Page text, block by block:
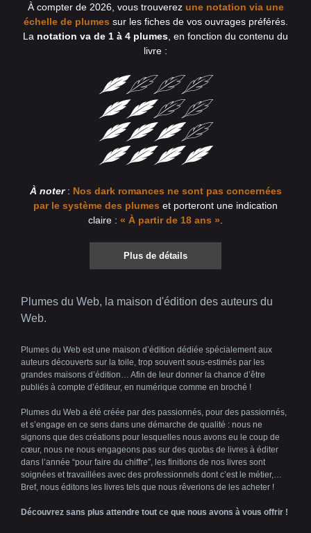
À compter de 2026, vous trouverez une notation via une
échelle de plumes sur les fiches de vos ouvrages préférés.
La notation va de 1 à 4 plumes , en fonction du contenu du
livre :
À noter: Nos dark romances ne sont pas concernées
par le système des plumes et porteront une indication
claire : « À partir de 18 ans ».
Plus de détails
Plumes du Web, la maison d'édition des auteurs du
Web.
Plumes du Web est une maison d’édition dédiée spécialement aux
auteurs découverts sur la toile, trop souvent sous-estimés par les
grandes maisons d’édition… Afin de leur donner la chance d’être
publiés à compte d’éditeur, en numérique comme en broché !
Plumes du Web a été créée par des passionnés, pour des passionnés,
et s’engage en ce sens dans une démarche de qualité : nous ne
signons que des créations pour lesquelles nous avons eu le coup de
cœur, nous ne nous engageons pas sur des quotas de livres à éditer
dans l’année “pour faire du chiffre”, les finitions de nos livres sont
soignées et travaillées avec des professionnels dont c’est le métier,…
Bref, nous éditons les livres tels que nous rêverions de les acheter !
Découvrez sans plus attendre tout ce que nous avons à vous offrir !